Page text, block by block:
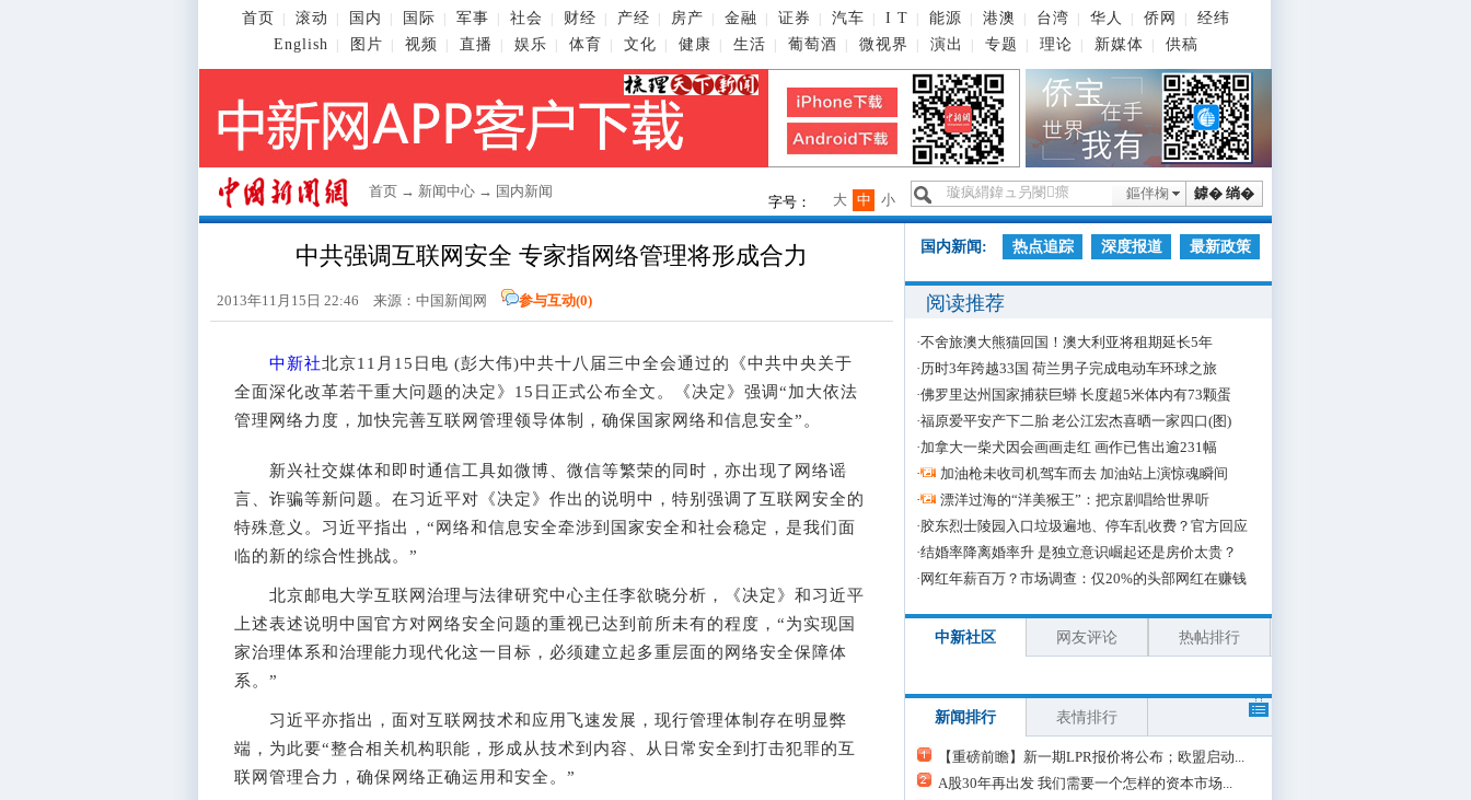
首页 滚动 国内 国际 军事 社会 财经 产经 房产 金融 证券 汽车 I T 能源 港澳 台湾 华人 侨网
经纬
English
图片 视频 直播 娱乐 体育 文化 健康 生活 葡萄酒 微视界 演出 专题 理论 新媒体 供稿
首页 → 新闻中心 → 国内新闻 鎼� 绱�
鏂伴椈
字号： 小
中
大
中共强调互联网安全 专家指网络管理将形成合力
2013年11月15日 22:46 来源： 中国新闻网 参与互动(0)
中新社北京11月15日电 (彭大伟)中共十八届三中全会通过的《中共中央关于
全面深化改革若干重大问题的决定》15日正式公布全文。《决定》强调“加大依法
管理网络力度，加快完善互联网管理领导体制，确保国家网络和信息安全”。
新兴社交媒体和即时通信工具如微博、微信等繁荣的同时，亦出现了网络谣
言、诈骗等新问题。在习近平对《决定》作出的说明中，特别强调了互联网安全的
特殊意义。习近平指出，“网络和信息安全牵涉到国家安全和社会稳定，是我们面
临的新的综合性挑战。”
北京邮电大学互联网治理与法律研究中心主任李欲晓分析，《决定》和习近平
上述表述说明中国官方对网络安全问题的重视已达到前所未有的程度，“为实现国
家治理体系和治理能力现代化这一目标，必须建立起多重层面的网络安全保障体
系。”
习近平亦指出，面对互联网技术和应用飞速发展，现行管理体制存在明显弊
端，为此要“整合相关机构职能，形成从技术到内容、从日常安全到打击犯罪的互
联网管理合力，确保网络正确运用和安全。”
国内新闻: 热点追踪 深度报道 最新政策
阅读推荐
·不舍旅澳大熊猫回国！澳大利亚将租期延长5年
·历时3年跨越33国 荷兰男子完成电动车环球之旅
·佛罗里达州国家捕获巨蟒 长度超5米体内有73颗蛋
·福原爱平安产下二胎 老公江宏杰喜晒一家四口(图)
·加拿大一柴犬因会画画走红 画作已售出逾231幅
·
加油枪未收司机驾车而去 加油站上演惊魂瞬间
·
漂洋过海的“洋美猴王”：把京剧唱给世界听
·胶东烈士陵园入口垃圾遍地、停车乱收费？官方回应
·结婚率降离婚率升 是独立意识崛起还是房价太贵？
· 网红年薪百万？市场调查：仅20%的头部网红在赚钱
中新社区 网友评论 热帖排行
新闻排行 表情排行
【重磅前瞻】新一期LPR报价将公布；欧盟启动...
A股30年再出发 我们需要一个怎样的资本市场...